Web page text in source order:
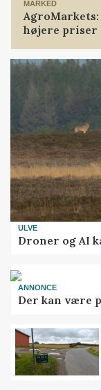
MARKED
højere priser
ULVE
Droner og AI
ANNONCE
Der kan være